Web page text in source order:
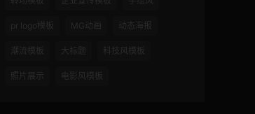
pr logo模板 MG动画 动态海报
潮流模板 大标题 科技风模板
照片展示 电影风模板